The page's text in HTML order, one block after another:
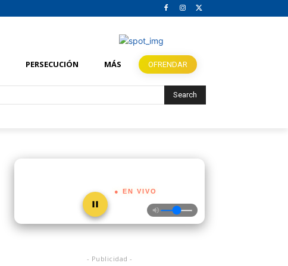
PERSECUCIÓN MÁS OFRENDAR
Search
● EN VIVO
- Publicidad -